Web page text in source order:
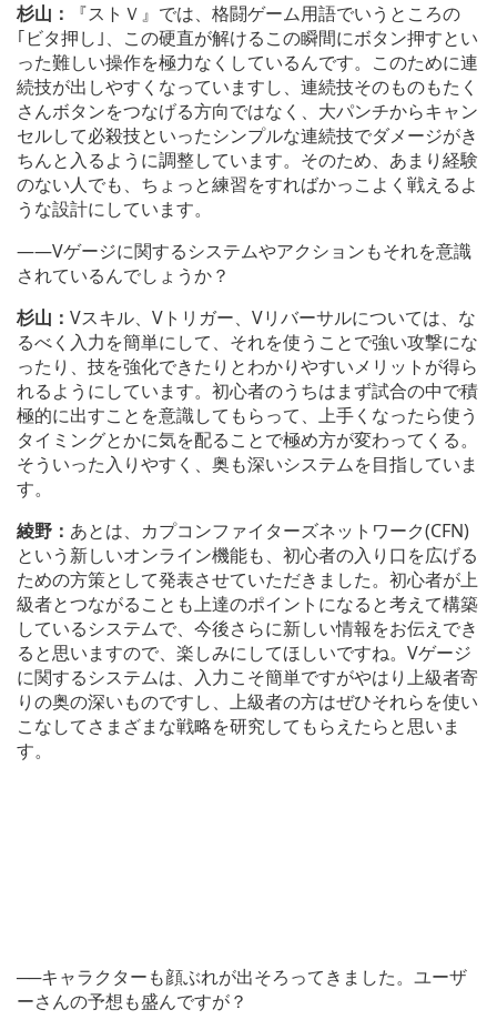
杉山：
『ストＶ』では、格闘ゲーム用語でいうところの
｢ビタ押し｣、この硬直が解けるこの瞬間にボタン押すとい
った難しい操作を極力なくしているんです。このために連
続技が出しやすくなっていますし、連続技そのものもたく
さんボタンをつなげる方向ではなく、大パンチからキャン
セルして必殺技といったシンプルな連続技でダメージがき
ちんと入るように調整しています。そのため、あまり経験
のない人でも、ちょっと練習をすればかっこよく戦えるよ
うな設計にしています。
――Vゲージに関するシステムやアクションもそれを意識
されているんでしょうか？
杉山： Vスキル、Vトリガー、Vリバーサルについては、な
るべく入力を簡単にして、それを使うことで強い攻撃にな
ったり、技を強化できたりとわかりやすいメリットが得ら
れるようにしています。初心者のうちはまず試合の中で積
極的に出すことを意識してもらって、上手くなったら使う
タイミングとかに気を配ることで極め方が変わってくる。
そういった入りやすく、奥も深いシステムを目指していま
す。
綾野： あとは、カプコンファイターズネットワーク(CFN)
という新しいオンライン機能も、初心者の入り口を広げる
ための方策として発表させていただきました。初心者が上
級者とつながることも上達のポイントになると考えて構築
しているシステムで、今後さらに新しい情報をお伝えでき
ると思いますので、楽しみにしてほしいですね。Vゲージ
に関するシステムは、入力こそ簡単ですがやはり上級者寄
りの奥の深いものですし、上級者の方はぜひそれらを使い
こなしてさまざまな戦略を研究してもらえたらと思いま
す。
──キャラクターも顔ぶれが出そろってきました。ユーザ
ーさんの予想も盛んですが？